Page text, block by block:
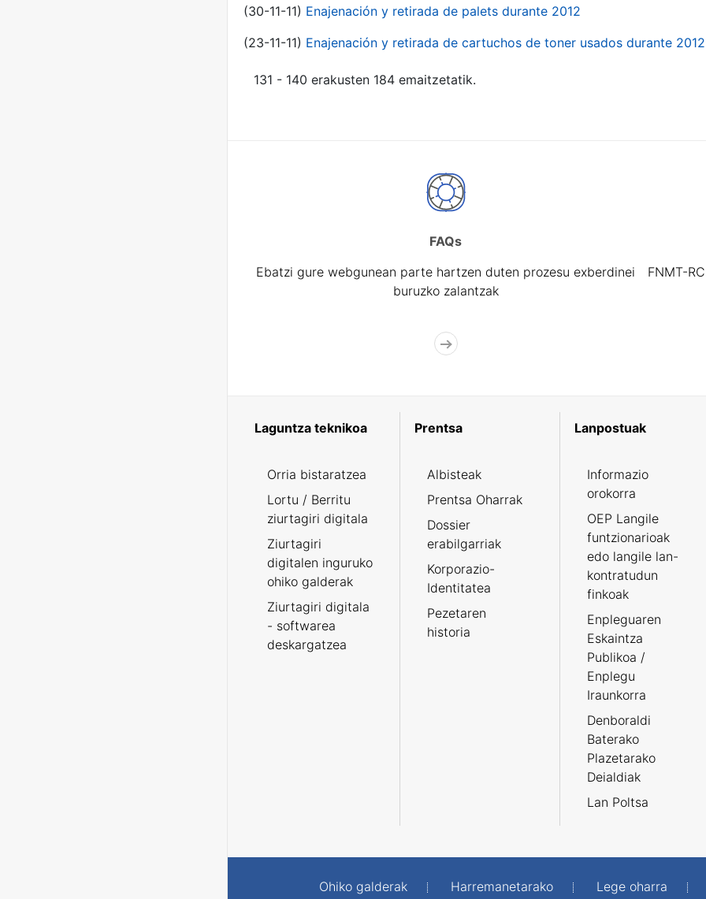
(30-11-11) Enajenación y retirada de palets durante 2012
(23-11-11) Enajenación y retirada de cartuchos de toner usados durante 2012
131 - 140 erakusten 184 emaitzetatik.
FAQs
Ebatzi gure webgunean parte hartzen duten prozesu exberdinei
buruzko zalantzak
FNMT-
Laguntza teknikoa
Orria bistaratzea
Lortu / Berritu
ziurtagiri digitala
Ziurtagiri
digitalen inguruko
ohiko galderak
Ziurtagiri digitala
- softwarea
deskargatzea
Prentsa
Albisteak
Prentsa Oharrak
Dossier
erabilgarriak
Korporazio-
Identitatea
Pezetaren
historia
Lanpostuak
Informazio
orokorra
OEP Langile
funtzionarioak
edo langile lan-
kontratudun
finkoak
Enpleguaren
Eskaintza
Publikoa /
Enplegu
Iraunkorra
Denboraldi
Baterako
Plazetarako
Deialdiak
Lan Poltsa
Ohiko galderak Harremanetarako Lege oharra